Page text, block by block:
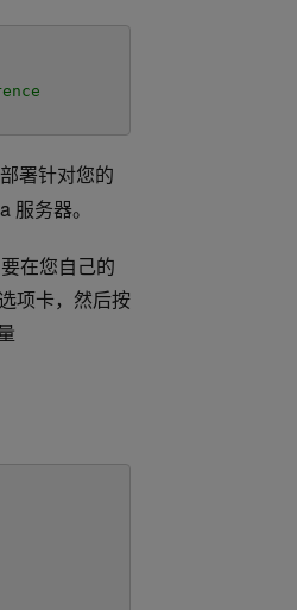
署针对您的
服务器。
在您自己的
选项卡，然后按